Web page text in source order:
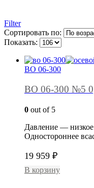
Filter
Сортировать по:
Показать:
ВО 06-300
ВО 06-300 №5
0 out of 5
Давление — низкое
Одностороннее
19 959 ₽
В корзину